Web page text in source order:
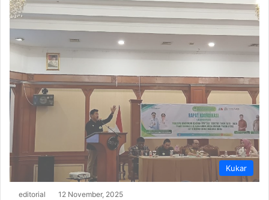
Kukar
editorial 12 November, 2025